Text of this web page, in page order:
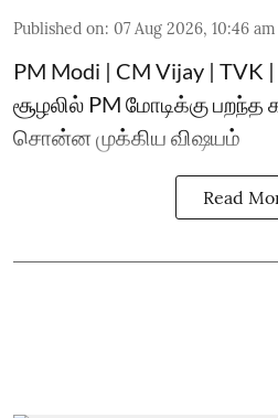
Published on: 07 Aug 2026, 10:46 am
PM Modi | CM Vijay | TVK
சூழலில் PM மோடிக்கு பறந்த
சொன்ன முக்கிய விஷயம்
Read